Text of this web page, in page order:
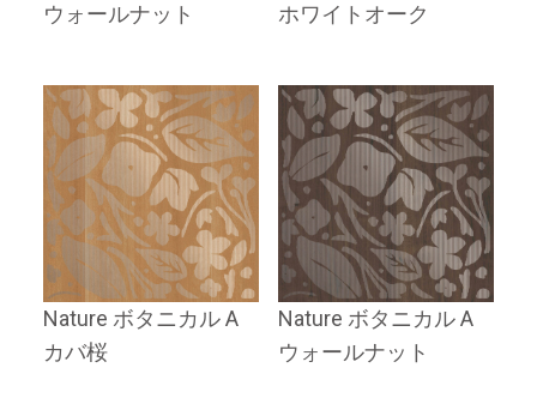
ウォールナット
ホワイトオーク
Nature ボタニカル A
カバ桜
Nature ボタニカル A
ウォールナット